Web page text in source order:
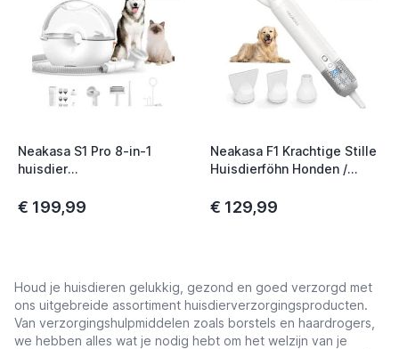
Neakasa S1 Pro 8-in-1
huisdier
honden / katten
€ 199,99
Neakasa F1 Krachtige Stille
Huisdierföhn Honden /
€ 129,99
Houd je huisdieren gelukkig, gezond en goed verzorgd met
ons uitgebreide assortiment huisdierverzorgingsproducten.
Van verzorgingshulpmiddelen zoals borstels en haardrogers,
we hebben alles wat je nodig hebt om het welzijn van je